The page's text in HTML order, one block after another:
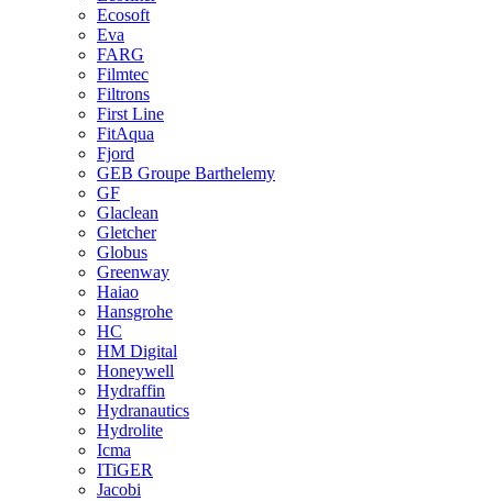
Ecosoft
Eva
FARG
Filmtec
Filtrons
First Line
FitAqua
Fjord
GEB Groupe Barthelemy
GF
Glaclean
Gletcher
Globus
Greenway
Haiao
Hansgrohe
HC
HM Digital
Honeywell
Hydraffin
Hydranautics
Hydrolite
Icma
ITiGER
Jacobi